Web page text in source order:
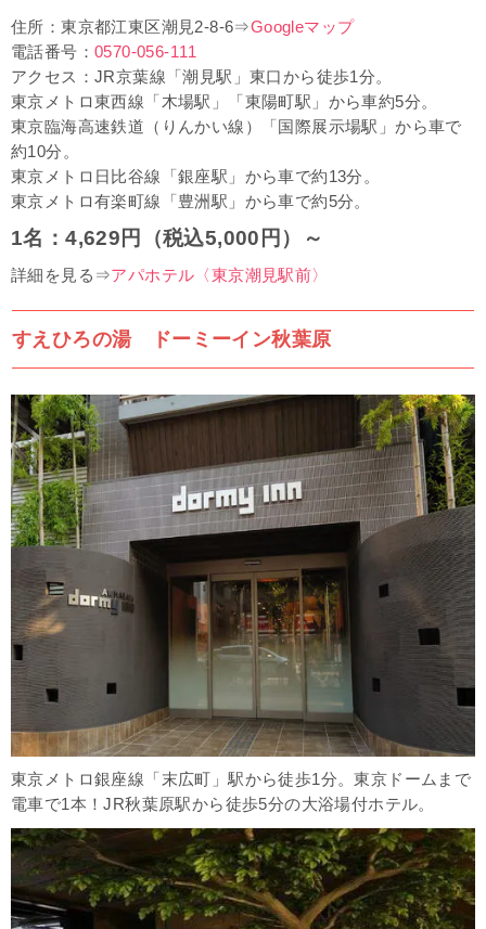
住所：東京都江東区潮見2-8-6⇒Googleマップ
電話番号： 0570-056-111
アクセス：JR京葉線「潮見駅」東口から徒歩1分。
東京メトロ東西線「木場駅」「東陽町駅」から車約5分。
東京臨海高速鉄道（りんかい線）「国際展示場駅」から車で
約10分。
東京メトロ日比谷線「銀座駅」から車で約13分。
東京メトロ有楽町線「豊洲駅」から車で約5分。
1名：4,629円（税込5,000円）～
詳細を見る⇒アパホテル〈東京潮見駅前〉
すえひろの湯 ドーミーイン秋葉原
東京メトロ銀座線「末広町」駅から徒歩1分。東京ドームまで
電車で1本！JR秋葉原駅から徒歩5分の大浴場付ホテル。